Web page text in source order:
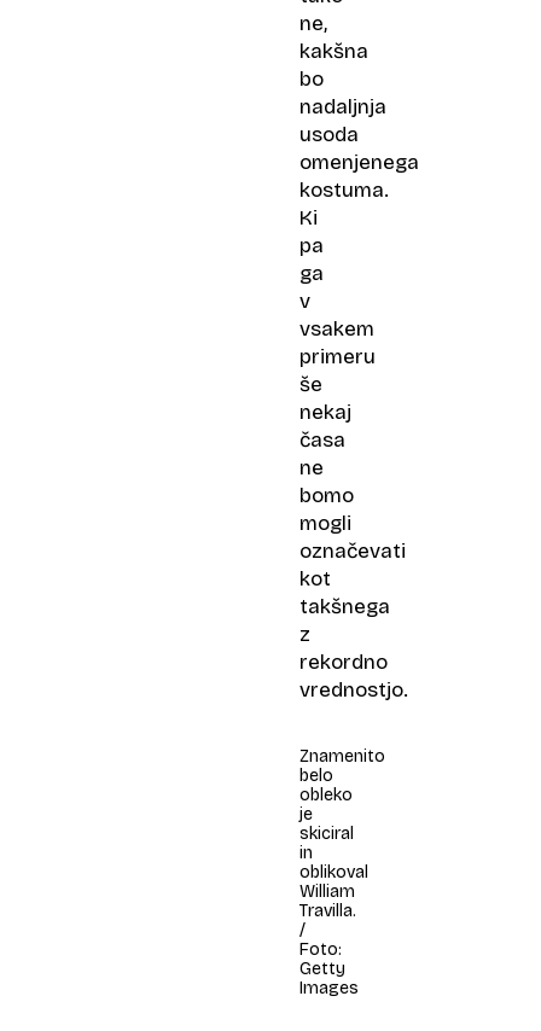
ne,
kakšna
bo
nadaljnja
usoda
omenjenega
kostuma.
Ki
pa
ga
v
vsakem
primeru
še
nekaj
časa
ne
bomo
mogli
označevati
kot
takšnega
z
rekordno
vrednostjo.
Znamenito
belo
obleko
je
skiciral
in
oblikoval
William
Travilla.
/
Foto:
Getty
Images